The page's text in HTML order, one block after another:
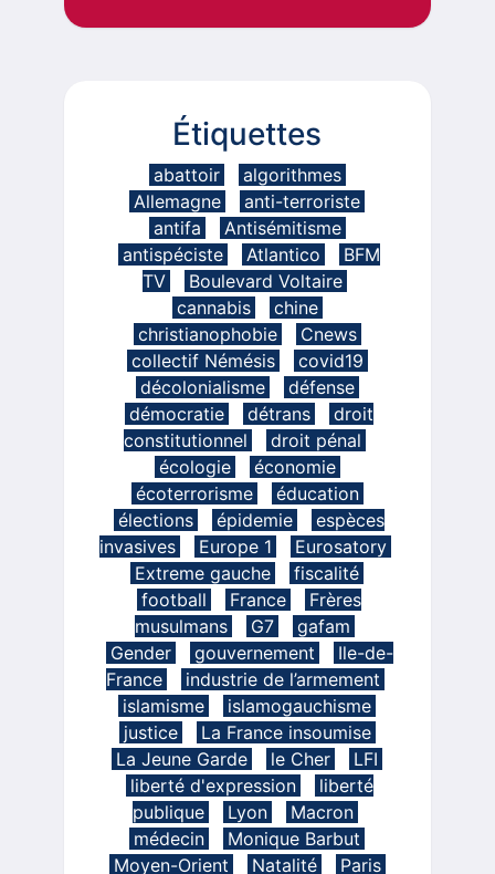
Étiquettes
abattoir
algorithmes
Allemagne
anti-terroriste
antifa
Antisémitisme
antispéciste
Atlantico
BFM
TV
Boulevard Voltaire
cannabis
chine
christianophobie
Cnews
collectif Némésis
covid19
décolonialisme
défense
démocratie
détrans
droit
constitutionnel
droit pénal
écologie
économie
écoterrorisme
éducation
élections
épidemie
espèces
invasives
Europe 1
Eurosatory
Extreme gauche
fiscalité
football
France
Frères
musulmans
G7
gafam
Gender
gouvernement
Ile-de-
France
industrie de l’armement
islamisme
islamogauchisme
justice
La France insoumise
La Jeune Garde
le Cher
LFI
liberté d'expression
liberté
publique
Lyon
Macron
médecin
Monique Barbut
Moyen-Orient
Natalité
Paris